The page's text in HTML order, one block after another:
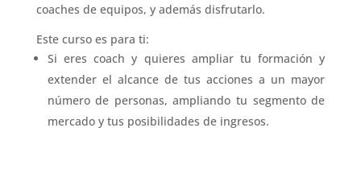
coaches de equipos, y además disfrutarlo.
Este curso es para ti:
Si erescoach y quieres ampliar tu formación y
extender el alcance de tus acciones a un mayor
número de personas, ampliando tu segmento de
mercado y tus posibilidades de ingresos.